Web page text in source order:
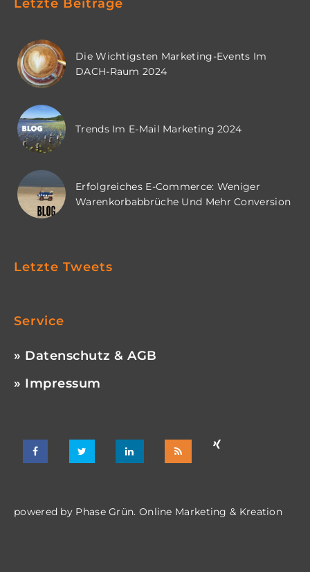
Letzte Beiträge
Die Wichtigsten Marketing-Events Im
DACH-Raum 2024
Trends Im E-Mail Marketing 2024
Erfolgreiches E-Commerce: Weniger
Warenkorbabbrüche Und Mehr Conversion
Letzte Tweets
Service
» Datenschutz & AGB
» Impressum
powered by Phase Grün. Online Marketing & Kreation